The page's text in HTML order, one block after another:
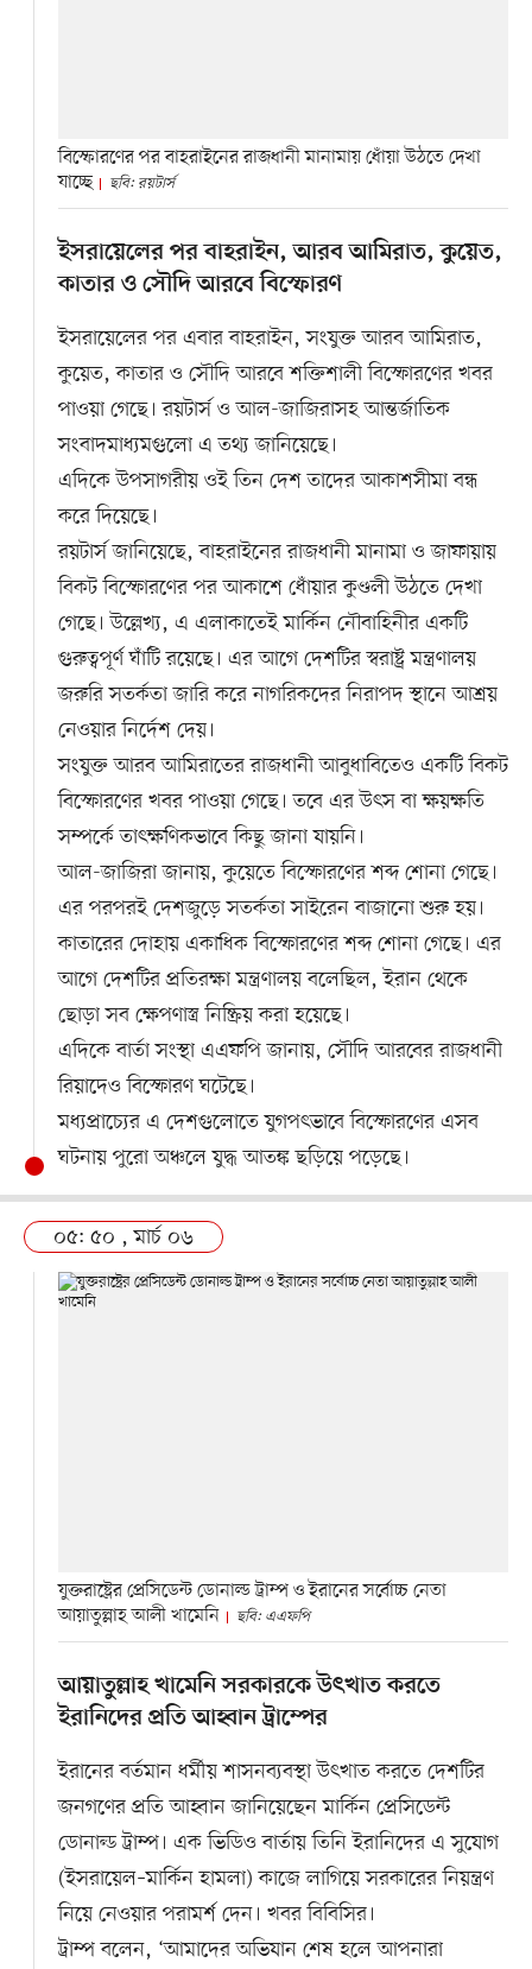
বিস্ফোরণের পর বাহরাইনের রাজধানী মানামায় ধোঁয়া উঠতে দেখা
যাচ্ছে
ছবি: রয়টার্স
ইসরায়েলের পর বাহরাইন, আরব আমিরাত, কুয়েত,
কাতার ও সৌদি আরবে বিস্ফোরণ
ইসরায়েলের পর এবার বাহরাইন, সংযুক্ত আরব আমিরাত,
কুয়েত, কাতার ও সৌদি আরবে শক্তিশালী বিস্ফোরণের খবর
পাওয়া গেছে। রয়টার্স ও আল-জাজিরাসহ আন্তর্জাতিক
সংবাদমাধ্যমগুলো এ তথ্য জানিয়েছে।
এদিকে উপসাগরীয় ওই তিন দেশ তাদের আকাশসীমা বন্ধ
করে দিয়েছে।
রয়টার্স জানিয়েছে, বাহরাইনের রাজধানী মানামা ও জাফায়ায়
বিকট বিস্ফোরণের পর আকাশে ধোঁয়ার কুণ্ডলী উঠতে দেখা
গেছে। উল্লেখ্য, এ এলাকাতেই মার্কিন নৌবাহিনীর একটি
গুরুত্বপূর্ণ ঘাঁটি রয়েছে। এর আগে দেশটির স্বরাষ্ট্র মন্ত্রণালয়
জরুরি সতর্কতা জারি করে নাগরিকদের নিরাপদ স্থানে আশ্রয়
নেওয়ার নির্দেশ দেয়।
সংযুক্ত আরব আমিরাতের রাজধানী আবুধাবিতেও একটি বিকট
বিস্ফোরণের খবর পাওয়া গেছে। তবে এর উৎস বা ক্ষয়ক্ষতি
সম্পর্কে তাৎক্ষণিকভাবে কিছু জানা যায়নি।
আল-জাজিরা জানায়, কুয়েতে বিস্ফোরণের শব্দ শোনা গেছে।
এর পরপরই দেশজুড়ে সতর্কতা সাইরেন বাজানো শুরু হয়।
কাতারের দোহায় একাধিক বিস্ফোরণের শব্দ শোনা গেছে। এর
আগে দেশটির প্রতিরক্ষা মন্ত্রণালয় বলেছিল, ইরান থেকে
ছোড়া সব ক্ষেপণাস্ত্র নিষ্ক্রিয় করা হয়েছে।
এদিকে বার্তা সংস্থা এএফপি জানায়, সৌদি আরবের রাজধানী
রিয়াদেও বিস্ফোরণ ঘটেছে।
মধ্যপ্রাচ্যের এ দেশগুলোতে যুগপৎভাবে বিস্ফোরণের এসব
ঘটনায় পুরো অঞ্চলে যুদ্ধ আতঙ্ক ছড়িয়ে পড়েছে।
০৫: ৫০ , মার্চ ০৬
যুক্তরাষ্ট্রের প্রেসিডেন্ট ডোনাল্ড ট্রাম্প ও ইরানের সর্বোচ্চ নেতা
আয়াতুল্লাহ আলী খামেনি
ছবি: এএফপি
আয়াতুল্লাহ খামেনি সরকারকে উৎখাত করতে
ইরানিদের প্রতি আহ্বান ট্রাম্পের
ইরানের বর্তমান ধর্মীয় শাসনব্যবস্থা উৎখাত করতে দেশটির
জনগণের প্রতি আহ্বান জানিয়েছেন মার্কিন প্রেসিডেন্ট
ডোনাল্ড ট্রাম্প। এক ভিডিও বার্তায় তিনি ইরানিদের এ সুযোগ
(ইসরায়েল–মার্কিন হামলা) কাজে লাগিয়ে সরকারের নিয়ন্ত্রণ
নিয়ে নেওয়ার পরামর্শ দেন। খবর বিবিসির।
ট্রাম্প বলেন, ‘আমাদের অভিযান শেষ হলে আপনারা